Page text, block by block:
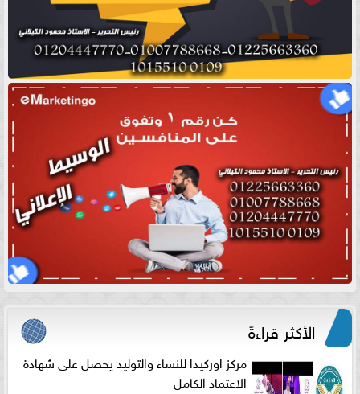
الأكثر قراءةً
مركز اوركيدا للنساء والتوليد يحصل على شهادة
الاعتماد الكامل